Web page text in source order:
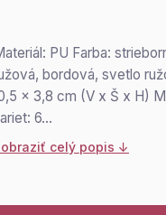
PU Farba:
bordová, svetlo
x 3,8 cm (V x Š x H)
6…
celý popis ↓